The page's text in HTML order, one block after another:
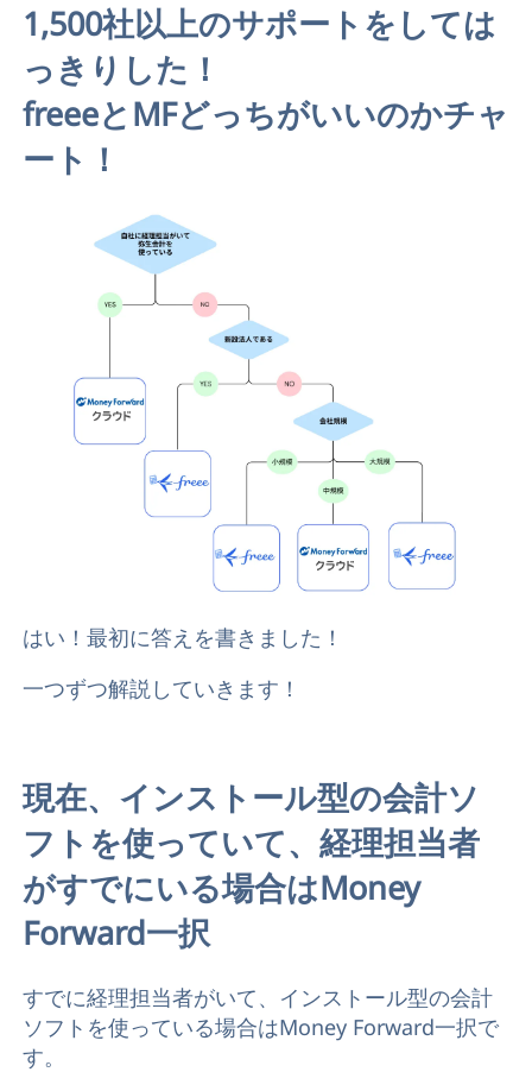
1,500社以上のサポートをしては
っきりした！
freeeとMFどっちがいいのかチャ
ート！
はい！最初に答えを書きました！
一つずつ解説していきます！
現在、インストール型の会計ソ
フトを使っていて、経理担当者
がすでにいる場合はMoney
Forward一択
すでに経理担当者がいて、インストール型の会計
ソフトを使っている場合はMoney Forward一択で
す。